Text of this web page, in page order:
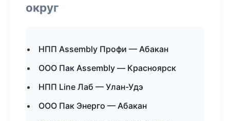
округ
НПП Assembly Профи — Абакан
ООО Пак Assembly — Красноярск
НПП Line Лаб — Улан-Удэ
ООО Пак Энерго — Абакан